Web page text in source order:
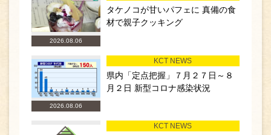
2026.08.06
タケノコが甘いパフェに 真備の食
材で親子クッキング
2026.08.06
KCT NEWS
県内「定点把握」７月２７日～８
月２日 新型コロナ感染状況
KCT NEWS